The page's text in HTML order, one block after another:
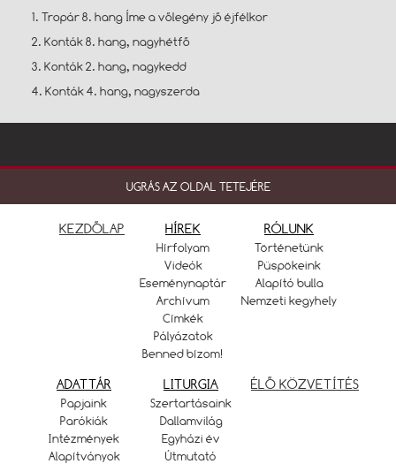
1. Tropár 8. hang Íme a vőlegény jő éjfélkor
2. Konták 8. hang, nagyhétfő
3. Konták 2. hang, nagykedd
4. Konták 4. hang, nagyszerda
UGRÁS AZ OLDAL TETEJÉRE
KEZDŐLAP HÍREK
Hírfolyam
Videók
Eseménynaptár
Archívum
Címkék
Pályázatok
Benned bízom!
RÓLUNK
Történetünk
Püspökeink
Alapító bulla
Nemzeti kegyhely
ADATTÁR
Papjaink
Parókiák
Intézmények
Alapítványok
LITURGIA
Szertartásaink
Dallamvilág
Egyházi év
Útmutató
ÉLŐ KÖZVETÍTÉS